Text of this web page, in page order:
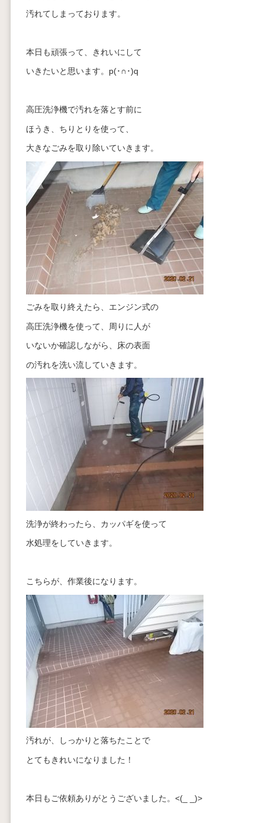
汚れてしまっております。
本日も頑張って、きれいにして
いきたいと思います。p(･∩･)q
高圧洗浄機で汚れを落とす前に
ほうき、ちりとりを使って、
大きなごみを取り除いていきます。
ごみを取り終えたら、エンジン式の
高圧洗浄機を使って、周りに人が
いないか確認しながら、床の表面
の汚れを洗い流していきます。
洗浄が終わったら、カッパギを使って
水処理をしていきます。
こちらが、作業後になります。
汚れが、しっかりと落ちたことで
とてもきれいになりました！
本日もご依頼ありがとうございました。<(_ _)>